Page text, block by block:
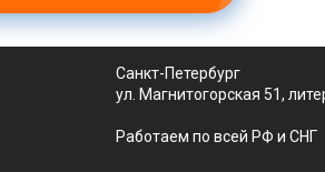
Санкт-Петербург
ул. Магнитогорская 51,
Работаем по всей РФ и СНГ